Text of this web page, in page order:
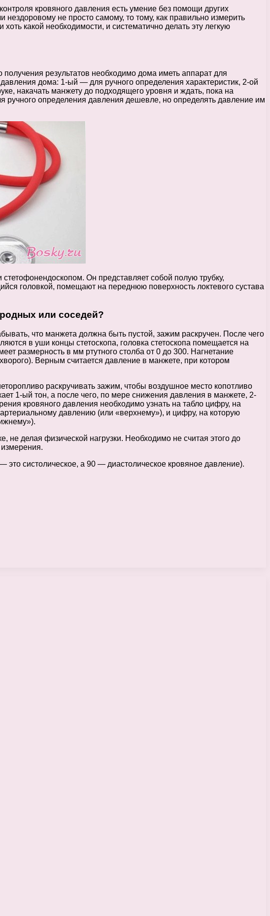
кровяного давления есть умение без помощи других
нездоровому не просто самому, то тому, как правильно измерить
какой необходимости, и систематично делать эту легкую
результатов необходимо дома иметь аппарат для
дома: 1-ый — для ручного определения характеристик, 2-ой
накачать манжету до подходящего уровня и ждать, пока на
ручного определения давления дешевле, но определять давление им
Он представляет собой полую трубку,
головкой, помещают на переднюю поверхность локтевого сустава
или соседей?
что манжета должна быть пустой, зажим раскручен. После чего
в уши концы стетоскопа, головка стетоскопа помещается на
размерность в мм ртутного столба от 0 до 300. Нагнетание
Верным считается давление в манжете, при котором
раскручивать зажим, чтобы воздушное место копотливо
1-ый тон, а после чего, по мере снижения давления в манжете, 2-
кровяного давления необходимо узнать на табло цифру, на
давлению (или «верхнему»), и цифру, на которую
не делая физической нагрузки. Необходимо не считая этого до
систолическое, а 90 — диастолическое кровяное давление).